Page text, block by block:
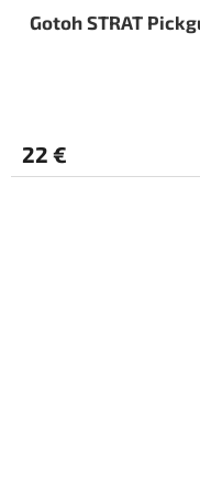
Gotoh STRAT
22 €